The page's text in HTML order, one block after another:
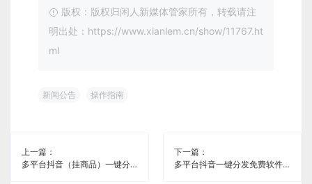
版权：版权归闲人新媒体管家所有，转载请注
明出处：https://www.xianlem.cn/show/11767.ht
ml
新闻公告 操作指南
上一篇：
多平台抖音（挂商品）一键分发免费软件《闲人新媒体管家》
下一篇：
多平台抖音一键分发免费软件《闲人新媒体管家》